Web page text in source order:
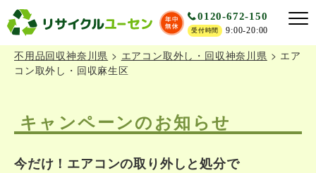
0120-672-150
受付時間 9:00-20:00
不用品回収神奈川県 > エアコン取外し・回収神奈川県 > エア
コン取外し・回収麻生区
キャンペーンのお知らせ
今だけ！エアコンの取り外しと処分で